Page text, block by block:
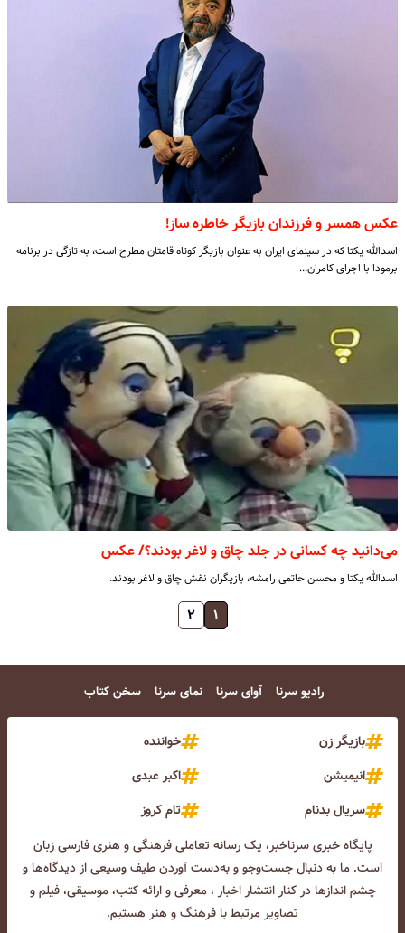
عکس همسر و فرزندان بازیگر خاطره ساز!
اسدالله یکتا که در سینمای ایران به عنوان بازیگر کوتاه قامتان مطرح است، به تازگی در برنامه
برمودا با اجرای کامران…
می‌دانید چه کسانی در جلد چاق و لاغر بودند؟/ عکس
اسدالله یکتا و محسن حاتمی رامشه، بازیگران نقش چاق و لاغر بودند.
۱ ۲
رادیو سرنا آوای سرنا نمای سرنا سخن کتاب
بازیگر زن
خواننده
انیمیشن
اکبر عبدی
سریال بدنام
تام کروز
پایگاه خبری سرناخبر، یک رسانه تعاملی فرهنگی و هنری فارسی زبان
است. ما به دنبال جست‌و‌جو و به‌دست آوردن طیف وسیعی از دیدگاه‌ها و
چشم انداز‌ها در کنار انتشار اخبار ، معرفی و ارائه کتب، موسیقی، فیلم و
تصاویر مرتبط با فرهنگ و هنر هستیم.